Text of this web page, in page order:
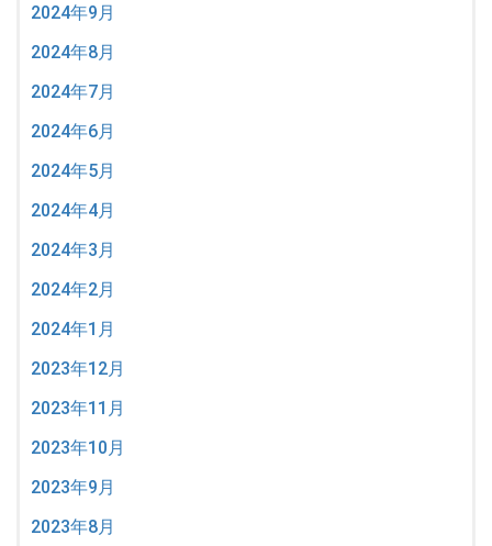
2024年9月
2024年8月
2024年7月
2024年6月
2024年5月
2024年4月
2024年3月
2024年2月
2024年1月
2023年12月
2023年11月
2023年10月
2023年9月
2023年8月